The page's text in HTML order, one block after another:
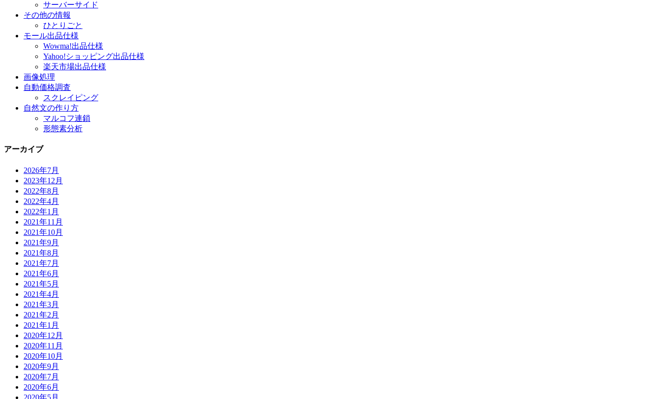
サーバーサイド
その他の情報
ひとりごと
モール出品仕様
Wowma!出品仕様
Yahoo!ショッピング出品仕様
楽天市場出品仕様
画像処理
自動価格調査
スクレイピング
自然文の作り方
マルコフ連鎖
形態素分析
アーカイブ
2026年7月
2023年12月
2022年8月
2022年4月
2022年1月
2021年11月
2021年10月
2021年9月
2021年8月
2021年7月
2021年6月
2021年5月
2021年4月
2021年3月
2021年2月
2021年1月
2020年12月
2020年11月
2020年10月
2020年9月
2020年7月
2020年6月
2020年5月